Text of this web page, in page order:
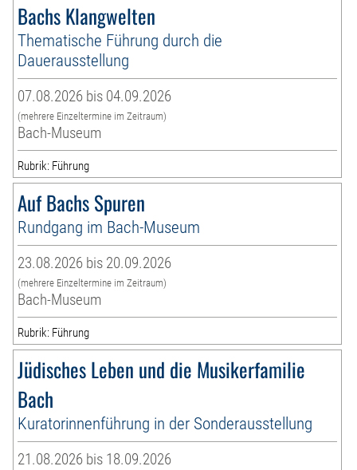
Bachs Klangwelten
Thematische Führung durch die
Dauerausstellung
07.08.2026 bis 04.09.2026
(mehrere Einzeltermine im Zeitraum)
Bach-Museum
Rubrik: Führung
Auf Bachs Spuren
Rundgang im Bach-Museum
23.08.2026 bis 20.09.2026
(mehrere Einzeltermine im Zeitraum)
Bach-Museum
Rubrik: Führung
Jüdisches Leben und die Musikerfamilie
Bach
Kuratorinnenführung in der Sonderausstellung
21.08.2026 bis 18.09.2026